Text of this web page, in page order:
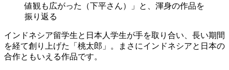
値観も広がった（下平さん）」と、渾身の作品を
振り返る
インドネシア留学生と日本人学生が手を取り合い、長い期間
を経て創り上げた「桃太郎」。まさにインドネシアと日本の
合作ともいえる作品です。